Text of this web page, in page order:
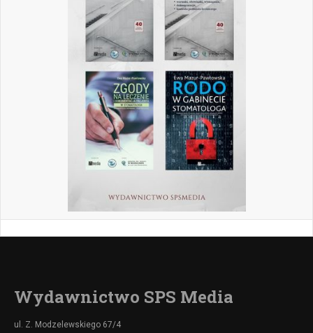
Wydawnictwo SPS Media
ul. Z. Modzelewskiego 67/4